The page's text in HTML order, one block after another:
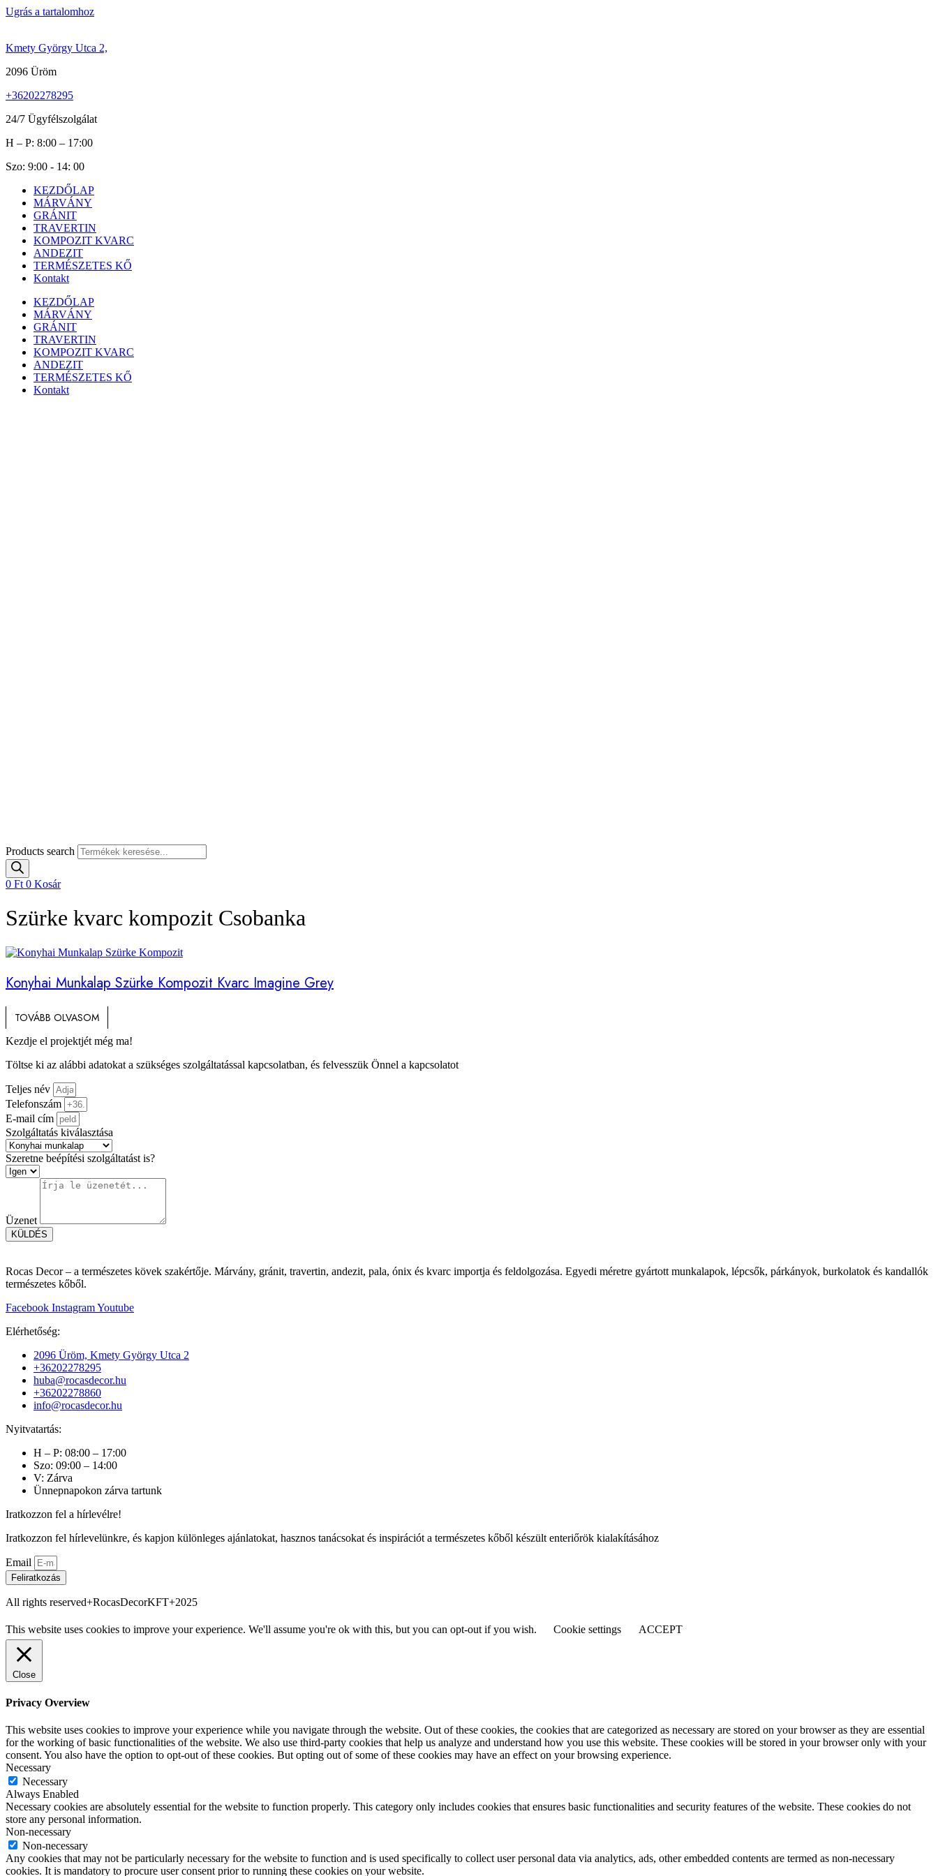
Ugrás a tartalomhoz
Kmety György Utca 2,
2096 Üröm
+36202278295
24/7 Ügyfélszolgálat
H – P: 8:00 – 17:00
Szo: 9:00 - 14: 00
KEZDŐLAP
MÁRVÁNY
GRÁNIT
TRAVERTIN
KOMPOZIT KVARC
ANDEZIT
TERMÉSZETES KŐ
Kontakt
KEZDŐLAP
MÁRVÁNY
GRÁNIT
TRAVERTIN
KOMPOZIT KVARC
ANDEZIT
TERMÉSZETES KŐ
Kontakt
Products search
0 Ft 0 Kosár
Szürke kvarc kompozit Csobanka
Konyhai Munkalap Szürke Kompozit Kvarc Imagine Grey
TOVÁBB OLVASOM
Kezdje el projektjét még ma!
Töltse ki az alábbi adatokat a szükséges szolgáltatással kapcsolatban, és felvesszük Önnel a kapcsolatot
Teljes név
Telefonszám
E-mail cím
Szolgáltatás kiválasztása
Szeretne beépítési szolgáltatást is?
Üzenet
KÜLDÉS
Rocas Decor – a természetes kövek szakértője. Márvány, gránit, travertin, andezit, pala, ónix és kvarc importja és feldolgozása. Egyedi méretre gyártott munkalapok, lépcsők, párkányok, burkolatok és kandallók
természetes kőből.
Facebook InstagramYoutube
Elérhetőség:
2096 Üröm, Kmety György Utca 2
+36202278295
huba@rocasdecor.hu
+36202278860
info@rocasdecor.hu
Nyitvatartás:
H – P: 08:00 – 17:00
Szo: 09:00 – 14:00
V: Zárva
Ünnepnapokon zárva tartunk
Iratkozzon fel a hírlevélre!
Iratkozzon fel hírlevelünkre, és kapjon különleges ajánlatokat, hasznos tanácsokat és inspirációt a természetes kőből készült enteriőrök kialakításához
Email
Feliratkozás
All rights reserved+RocasDecorKFT+2025
This website uses cookies to improve your experience. We'll assume you're ok with this, but you can opt-out if you wish. Cookie settings ACCEPT
Close
Privacy Overview
This website uses cookies to improve your experience while you navigate through the website. Out of these cookies, the cookies that are categorized as necessary are stored on your browser as they are essential
for the working of basic functionalities of the website. We also use third-party cookies that help us analyze and understand how you use this website. These cookies will be stored in your browser only with your
consent. You also have the option to opt-out of these cookies. But opting out of some of these cookies may have an effect on your browsing experience.
Necessary
Necessary
Always Enabled
Necessary cookies are absolutely essential for the website to function properly. This category only includes cookies that ensures basic functionalities and security features of the website. These cookies do not
store any personal information.
Non-necessary
Non-necessary
Any cookies that may not be particularly necessary for the website to function and is used specifically to collect user personal data via analytics, ads, other embedded contents are termed as non-necessary
cookies. It is mandatory to procure user consent prior to running these cookies on your website.